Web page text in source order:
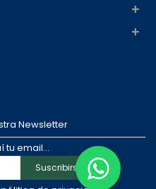
+
+
Newsletter
tu email...
Suscribirse